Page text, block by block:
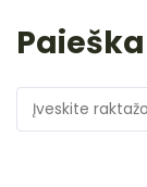
Paieška